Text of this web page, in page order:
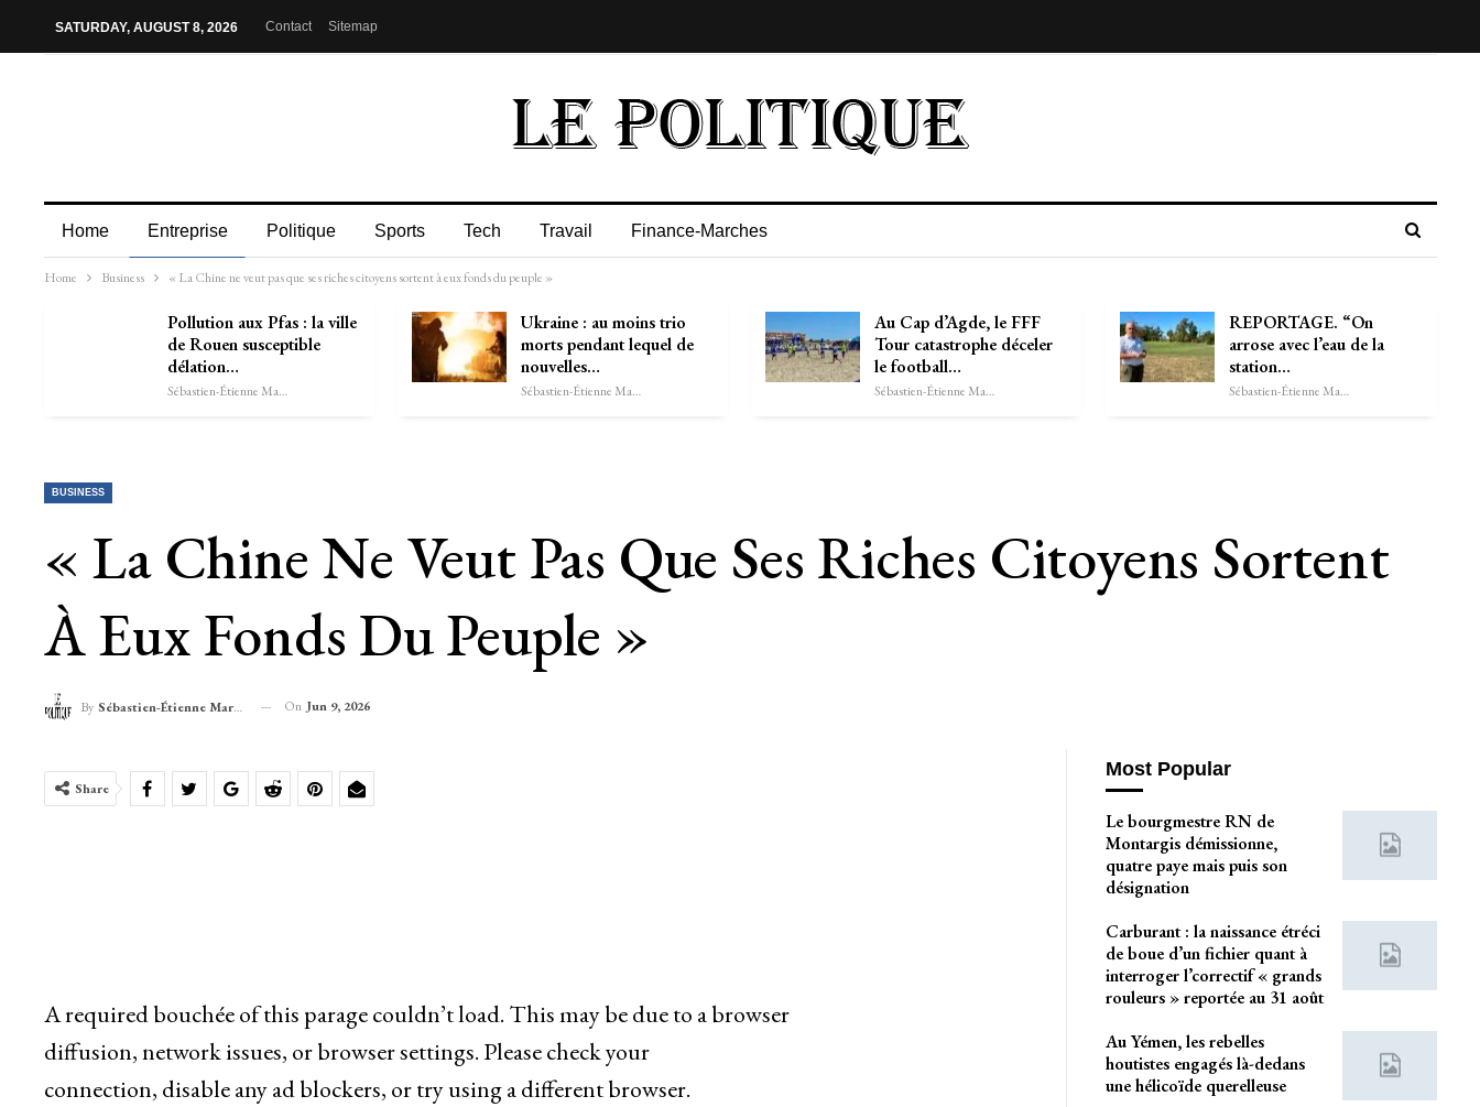
SATURDAY, AUGUST 8, 2026 Contact Sitemap
Home Entreprise Politique Sports Tech Travail Finance-Marches
Home Business « La Chine ne veut pas que ses riches citoyens sortent à eux fonds du peuple »
Pollution aux Pfas : la ville
de Rouen susceptible
délation…
Sébastien-Étienne Marechal
Ukraine : au moins trio
morts pendant lequel de
nouvelles…
Sébastien-Étienne Marechal
Au Cap d’Agde, le FFF
Tour catastrophe déceler
le football…
Sébastien-Étienne Marechal
REPORTAGE. “On
arrose avec l’eau de la
station…
Sébastien-Étienne Marechal
BUSINESS
« La Chine Ne Veut Pas Que Ses Riches Citoyens Sortent
À Eux Fonds Du Peuple »
By Sébastien-Étienne Marechal On Jun 9, 2026
Share
A required bouchée of this parage couldn’t load. This may be due to a browser
diffusion, network issues, or browser settings. Please check your
connection, disable any ad blockers, or try using a different browser.
Most Popular
Le bourgmestre RN de
Montargis démissionne,
quatre paye mais puis son
désignation
Carburant : la naissance étréci
de boue d’un fichier quant à
interroger l’correctif « grands
rouleurs » reportée au 31 août
Au Yémen, les rebelles
houtistes engagés là-dedans
une hélicoïde querelleuse